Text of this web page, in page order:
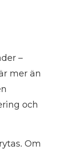
–
mer än
och
Om